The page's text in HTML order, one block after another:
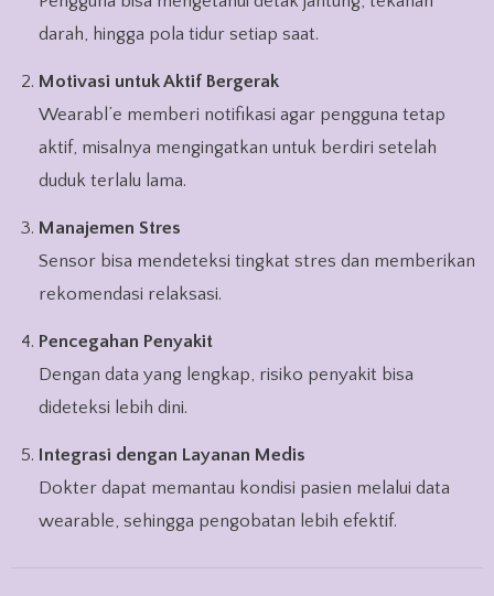
darah, hingga pola tidur setiap saat.
Motivasi untuk Aktif Bergerak
Wearabl’e memberi notifikasi agar pengguna tetap
aktif, misalnya mengingatkan untuk berdiri setelah
duduk terlalu lama.
Manajemen Stres
Sensor bisa mendeteksi tingkat stres dan memberikan
rekomendasi relaksasi.
Pencegahan Penyakit
Dengan data yang lengkap, risiko penyakit bisa
dideteksi lebih dini.
Integrasi dengan Layanan Medis
Dokter dapat memantau kondisi pasien melalui data
wearable, sehingga pengobatan lebih efektif.